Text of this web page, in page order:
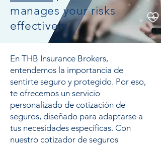
manages your risks
effectively.
En THB Insurance Brokers,
entendemos la importancia de
sentirte seguro y protegido. Por eso,
te ofrecemos un servicio
personalizado de cotización de
seguros, diseñado para adaptarse a
tus necesidades específicas. Con
nuestro cotizador de seguros